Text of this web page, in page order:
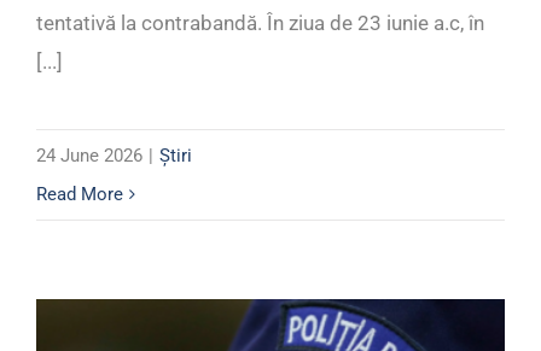
tentativă la contrabandă. În ziua de 23 iunie a.c, în
[...]
24 June 2026 | Știri
Read More